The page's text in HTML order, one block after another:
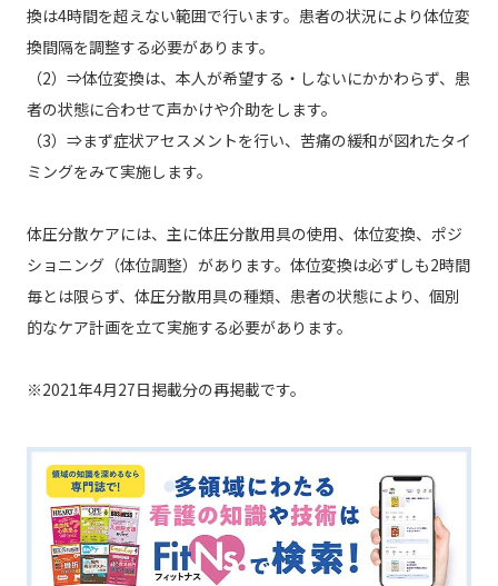
換は4時間を超えない範囲で行います。患者の状況により体位変
換間隔を調整する必要があります。
（2）⇒体位変換は、本人が希望する・しないにかかわらず、患
者の状態に合わせて声かけや介助をします。
（3）⇒まず症状アセスメントを行い、苦痛の緩和が図れたタイ
ミングをみて実施します。
体圧分散ケアには、主に体圧分散用具の使用、体位変換、ポジ
ショニング（体位調整）があります。体位変換は必ずしも2時間
毎とは限らず、体圧分散用具の種類、患者の状態により、個別
的なケア計画を立て実施する必要があります。
※2021年4月27日掲載分の再掲載です。